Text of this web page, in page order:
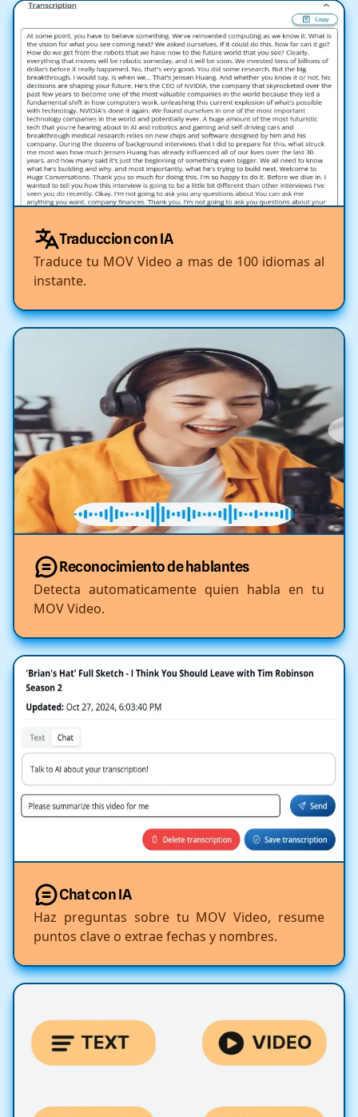
Traduccion con IA
Traduce tu MOV Video a mas de 100 idiomas al
instante.
Reconocimiento de hablantes
Detecta automaticamente quien habla en tu
MOV Video.
Chat con IA
Haz preguntas sobre tu MOV Video, resume
puntos clave o extrae fechas y nombres.